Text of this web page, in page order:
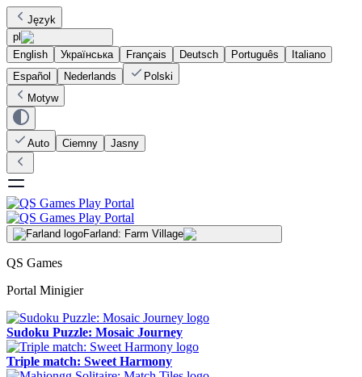
Język
pl
English
Українська Français Deutsch Português
Italiano
Español
Nederlands
Polski
Motyw
Auto Ciemny Jasny
Farland: Farm Village
QS Games
Portal Minigier
Sudoku Puzzle: Mosaic Journey
Triple match: Sweet Harmony